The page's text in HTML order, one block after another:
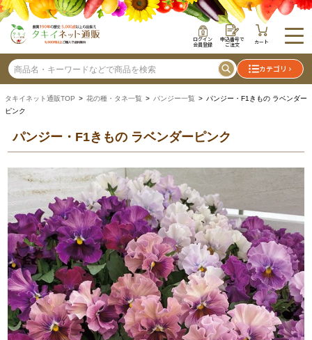
ログイン
会員登録
申込番号で
ご注文 カート
カテゴリ
タキイネット通販TOP > 花の種・タネ一覧 > パンジー一覧 > パンジー・F1きもの ラベンダー
ピンク
パンジー・F1きもの ラベンダーピンク